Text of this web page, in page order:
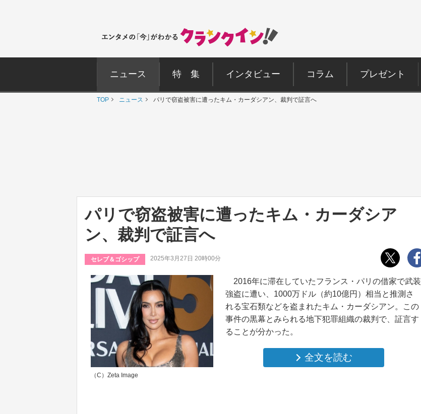
ニュース 特 集 インタビュー コラム プレゼント
TOP ニュース パリで窃盗被害に遭ったキム・カーダシアン、裁判で証言へ
パリで窃盗被害に遭ったキム・カーダシア
ン、裁判で証言へ
セレブ＆ゴシップ 2025年3月27日 20時00分
2016年に滞在していたフランス・パリの借家で武装
強盗に遭い、1000万ドル（約10億円）相当と推測さ
れる宝石類などを盗まれたキム・カーダシアン。この
事件の黒幕とみられる地下犯罪組織の裁判で、証言す
ることが分かった。
全文を読む
（C）Zeta Image